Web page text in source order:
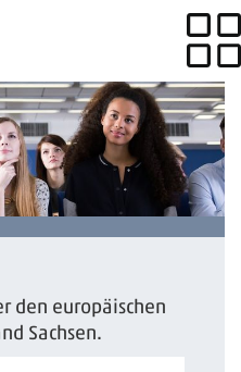
den europäischen
Sachsen.